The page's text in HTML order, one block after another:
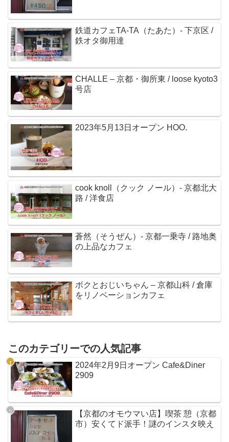
鉄道カフェTA-TA（たあた）- 下京区 /
鉄オタ御用達
CHALLE – 京都・御所東 / loose kyoto3
号店
2023年5月13日オープン HOO.
cook knoll（クック ノール）- 京都北大
路 / 洋食店
蒼然（そうぜん）- 京都一乗寺 / 路地奥
の上品なカフェ
ボクとおじいちゃん – 京都山科 / 倉庫
をリノベーションカフェ
このカテゴリーでの人気記事
2024年2月9日オープン Cafe&Diner
2909
【京都のオモウマい店】喫茶 憩（京都
市）安くてド派手！謎のインスタ映え